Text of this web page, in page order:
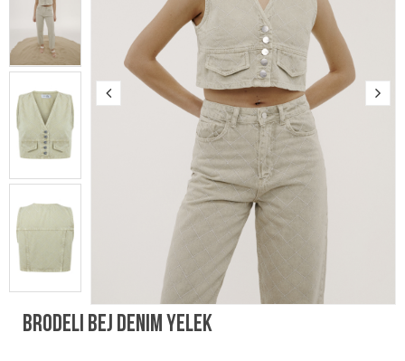
Brodeli Bej Denim Yelek